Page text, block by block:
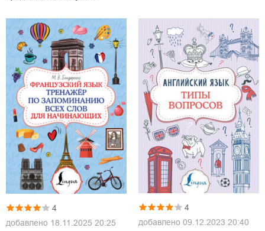
4
добавлено 18.11.2025 20:25
4
добавлено 09.12.2023 20:40